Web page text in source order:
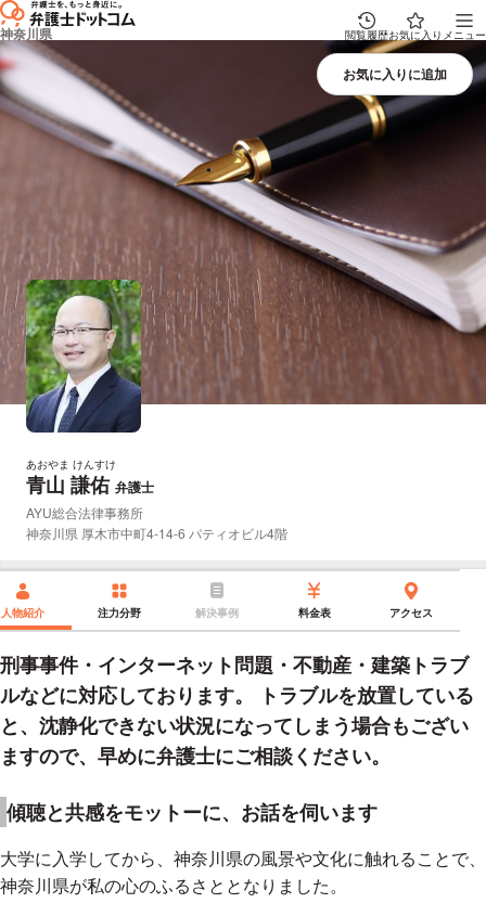
神奈川県 閲覧履歴お気に入り メニュー
あおやま けんすけ
青山 謙佑 弁護士
所属事務所：
AYU総合法律事務所
所在地：
神奈川県 厚木市中町4-14-6 パティオビル4階
人物紹介 注力分野 解決事例 料金表 アクセス
刑事事件・インターネット問題・不動産・建築トラブ
ルなどに対応しております。 トラブルを放置している
と、沈静化できない状況になってしまう場合もござい
ますので、早めに弁護士にご相談ください。
傾聴と共感をモットーに、お話を伺います
大学に入学してから、神奈川県の風景や文化に触れることで、
神奈川県が私の心のふるさととなりました。